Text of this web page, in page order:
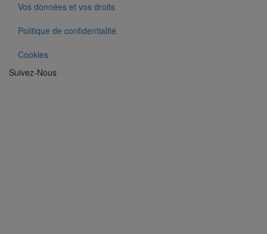
Vos données et vos droits
Politique de confidentialité
Cookies
Suivez-Nous